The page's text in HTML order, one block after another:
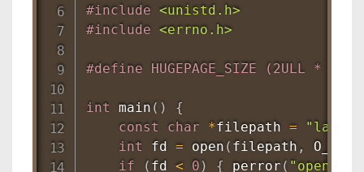
#include <unistd.h>
#include <errno.h>
#define HUGEPAGE_SIZE (2ULL *
int main ( )
{
const
char *filepath =
int fd = open ( filepath ,
if
( fd < 0 ) { perror ( "open"